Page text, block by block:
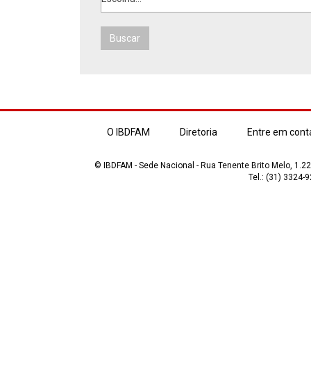
Buscar
O IBDFAM Diretoria Entre em
© IBDFAM - Sede Nacional - Rua Tenente Brito Melo,
Tel.: (31) 3324-